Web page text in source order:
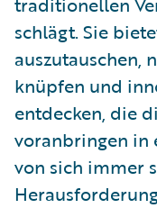
schlägt. Sie
auszutauschen,
knüpfen und
entdecken, die
voranbringen in
von sich immer